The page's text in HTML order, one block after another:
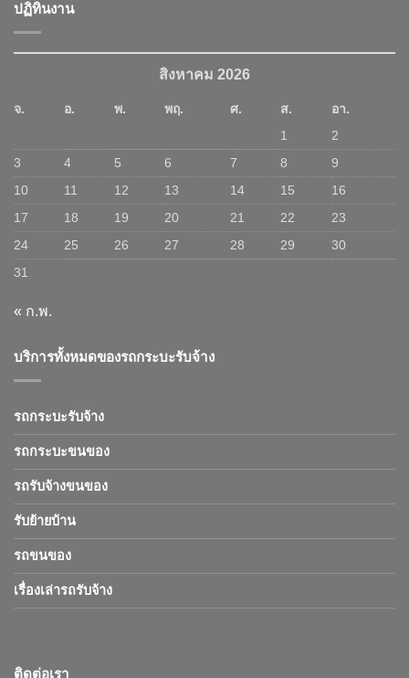
ปฏิทินงาน
สิงหาคม 2026
จ. อ. พ. พฤ. ศ. ส.
อา.
1
2
3
4 5 6 7 8
9
10
11 12 13 14 15
16
17
18 19 20 21 22
23
24
25 26 27 28 29
30
31
« ก.พ.
บริการทั้งหมดของรถกระบะรับจ้าง
รถกระบะรับจ้าง
รถกระบะขนของ
รถรับจ้างขนของ
รับย้ายบ้าน
รถขนของ
เรื่องเล่ารถรับจ้าง
ติดต่อเรา